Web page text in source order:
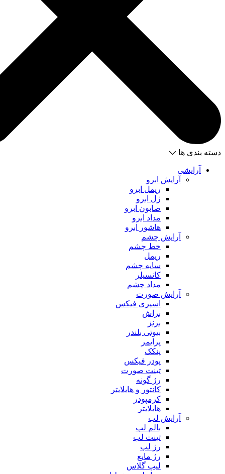
دسته بندی ها
آرایشی
آرایش ابرو
ریمل ابرو
ژل ابرو
صابون ابرو
مداد ابرو
هاشور ابرو
آرایش چشم
خط چشم
ریمل
سایه چشم
کانسیلر
مداد چشم
آرایش صورت
اسپری فیکس
براش
برنز
بیوتی بلندر
پرایمر
پنکک
پودر فیکس
تینت صورت
رژ گونه
کانتور و هایلایتر
کرمپودر
هایلایتر
آرایش لب
بالم لب
تینت لب
رژ لب
رژ مایع
لیپ گلاس